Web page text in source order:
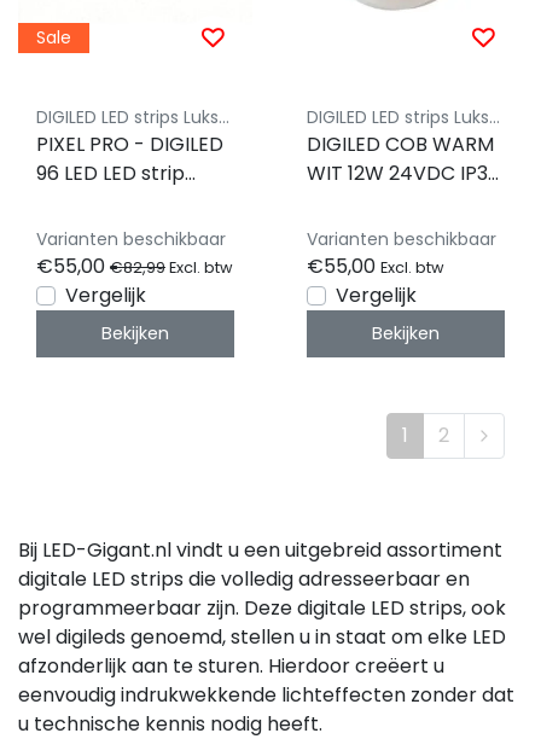
Sale
DIGILED LED strips Luksus
PIXEL PRO - DIGILED
96 LED LED strip
12VDC IP30 5m Rol -
PIXEL PRO
Varianten beschikbaar
€55,00 €82,99Excl. btw
Vergelijk
Bekijken
DIGILED LED strips Luksus
DIGILED COB WARM
WIT 12W 24VDC IP30
WS2811
Varianten beschikbaar
€55,00 Excl. btw
Vergelijk
Bekijken
1 2
Bij LED-Gigant.nl vindt u een uitgebreid assortiment
digitale LED strips die volledig adresseerbaar en
programmeerbaar zijn. Deze digitale LED strips, ook
wel digileds genoemd, stellen u in staat om elke LED
afzonderlijk aan te sturen. Hierdoor creëert u
eenvoudig indrukwekkende lichteffecten zonder dat
u technische kennis nodig heeft.